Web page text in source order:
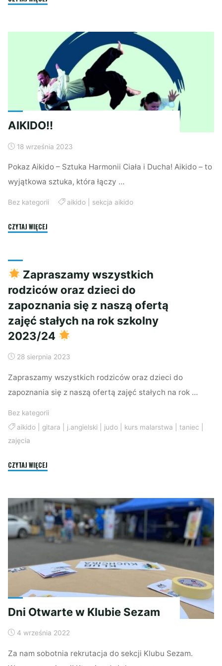
dzieci
w
wieku
szkolnym
"
AIKIDO!!
18 września 2023
Pokaz Aikido – Sztuka Harmonii Ciała i Ducha! Aikido – to
wyjątkowa sztuka, która łączy …
Bez kategorii aikido| sekcja aikido
CZYTAJ WIĘCEJ
Zapraszamy wszystkich
rodziców oraz dzieci do
zapoznania się z naszą ofertą
zajęć stałych na rok szkolny
2023/24
28 sierpnia 2023
Zapraszamy wszystkich rodziców oraz dzieci do
zapoznania się z naszą ofertą zajęć stałych na rok …
Bez kategorii
aikido| gitara j.angielski| judo| kurs malarstwa taniec
zajęcia
CZYTAJ WIĘCEJ
wszystkich
rodziców
oraz
dzieci
zapoznania
się
z
ofertą
stałych
na
Dni Otwarte w Klubie Sezam
4 września 2022
Za nam sobotnia rekrutacja do sekcji Klubu Sezam.